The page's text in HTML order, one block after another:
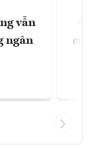
vẫn
ngân